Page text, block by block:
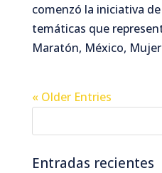
comenzó la iniciativa
temáticas que
Maratón, México, Mujer
« Older Entries
Entradas recientes